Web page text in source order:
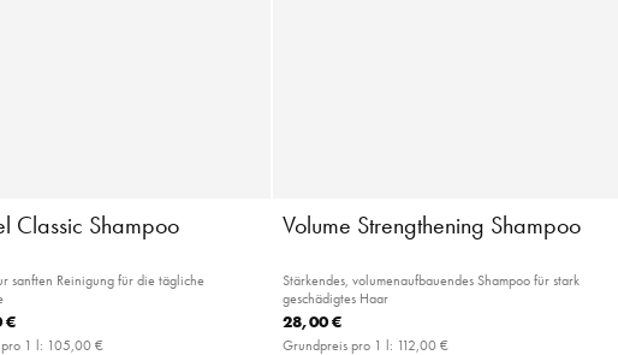
Classic Shampoo
sanften Reinigung für die tägliche
€
1 l: 105,00 €
Volume Strengthening Shampoo
Stärkendes, volumenaufbauendes Shampoo für stark
geschädigtes Haar
28,00 €
Grundpreis pro 1 l: 112,00 €